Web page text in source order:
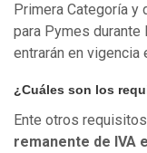
Primera Categoría
para Pymes
entrarán en
¿Cuáles son los
Ente otros
remanente de IVA